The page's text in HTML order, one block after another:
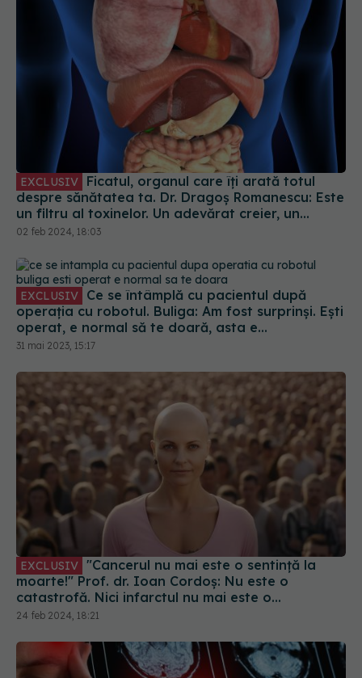
EXCLUSIV
despre sănătatea ta. Dr. Dragoș Romanescu: Este
un filtru al toxinelor. Un adevărat creier, un
rezervor
02 feb 2024, 18:03
EXCLUSIV
operația cu robotul. Buliga: Am fost surprinși. Ești
operat, e normal să te doară, asta e
mentalitatea
31 mai 2023, 15:17
EXCLUSIV
moarte!" Prof. dr. Ioan Cordoș: Nu este o
catastrofă. Nici infarctul nu mai este o
curiozitate, deși poate să te omoare în câteva
24 feb 2024, 18:21